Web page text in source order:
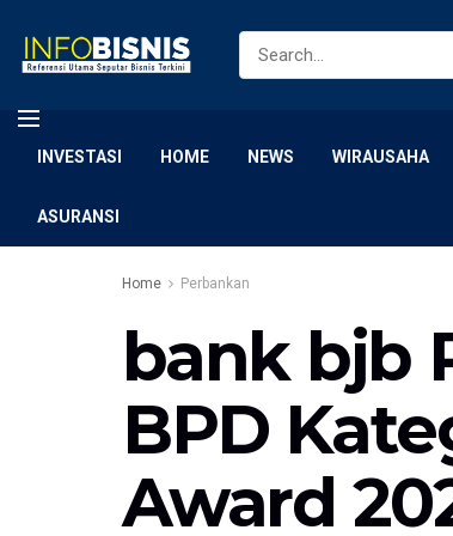
INVESTASI HOME NEWS WIRAUSAHA
ASURANSI
Home Perbankan
bank bjb
BPD
Award